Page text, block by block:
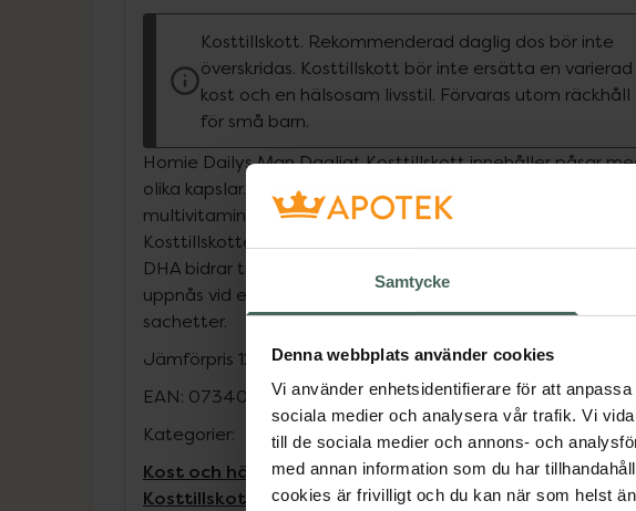
Samtycke
Denna webbplats använder cookies
Vi använder enhetsidentifierare för att
sociala medier och analysera vår trafik. Vi
till de sociala medier och annons- och
med annan information som du har
cookies är frivilligt och du kan när som helst
Kosttillskott. Rekommenderad daglig dos bör inte
överskridas. Kosttillskott bör inte ersätta en varierad
kost och en hälsosam livsstil. Förvaras utom räckhåll
för små barn.
Homie Dailys Man Dagligt Kosttillskott innehåller påsar
olika kapslar. En påse motsvarar en dagsdos och innehåller
multivitamin, magnesium och två omega 3-kapslar från
Kosttillskottet innehåller Omega 3 i form av EPA och DHA.
DHA bidrar till hjärtats normala funktion. Den gynnsamma
uppnås vid ett dagligt intag om minst 250 mg EPA och DHA.
sachetter.
Jämförpris 12,71 kr/st
EAN: 07340183500052
Kategorier:
Kost och hälsaKosttillskottKosttillskottKosttillskott
Kosttillskott för män Kosttillskott för mänMultivitamin